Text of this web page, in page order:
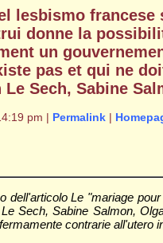
lesbismo
donne la
un
pas et qui ne
Sech, Sabine
pm | Permalink|
dell'articolo Le "mariage
Sech, Sabine Salmon,
contrarie all'utero